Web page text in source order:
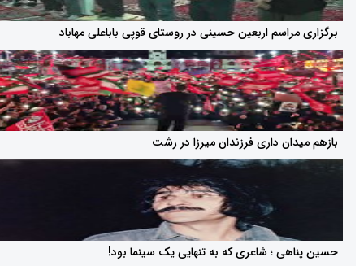
اربعین حسینی در روستای قوپی باباعلی مهاباد
داری فرزندان میرزا در رشت
؛ شاعری که به تنهایی یک سینما بود!